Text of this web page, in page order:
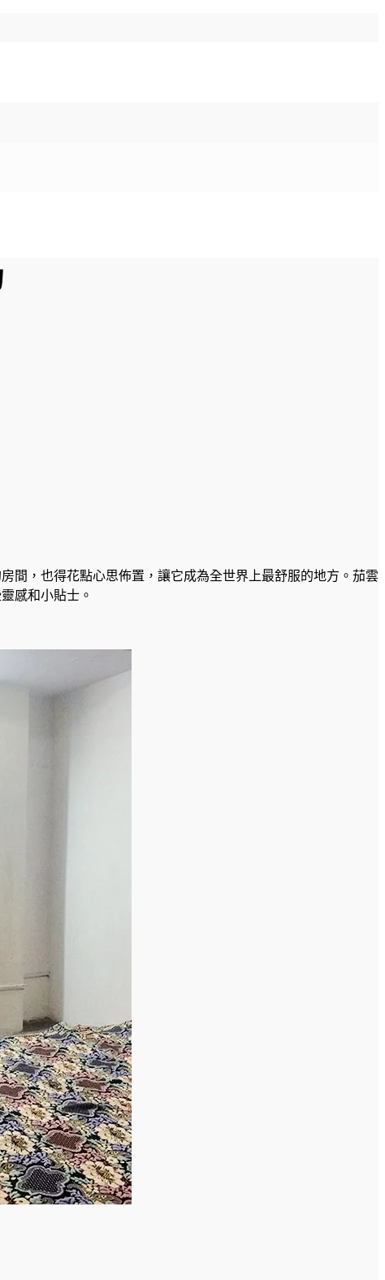
間，也得花點心思佈置，讓它成為全世界上最舒服的地方。茄雲
感和小貼士。